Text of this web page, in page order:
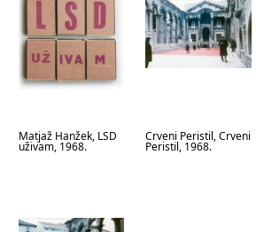
Matjaž Hanžek, LSD
uživam, 1968.
Crveni Peristil, Crveni
Peristil, 1968.